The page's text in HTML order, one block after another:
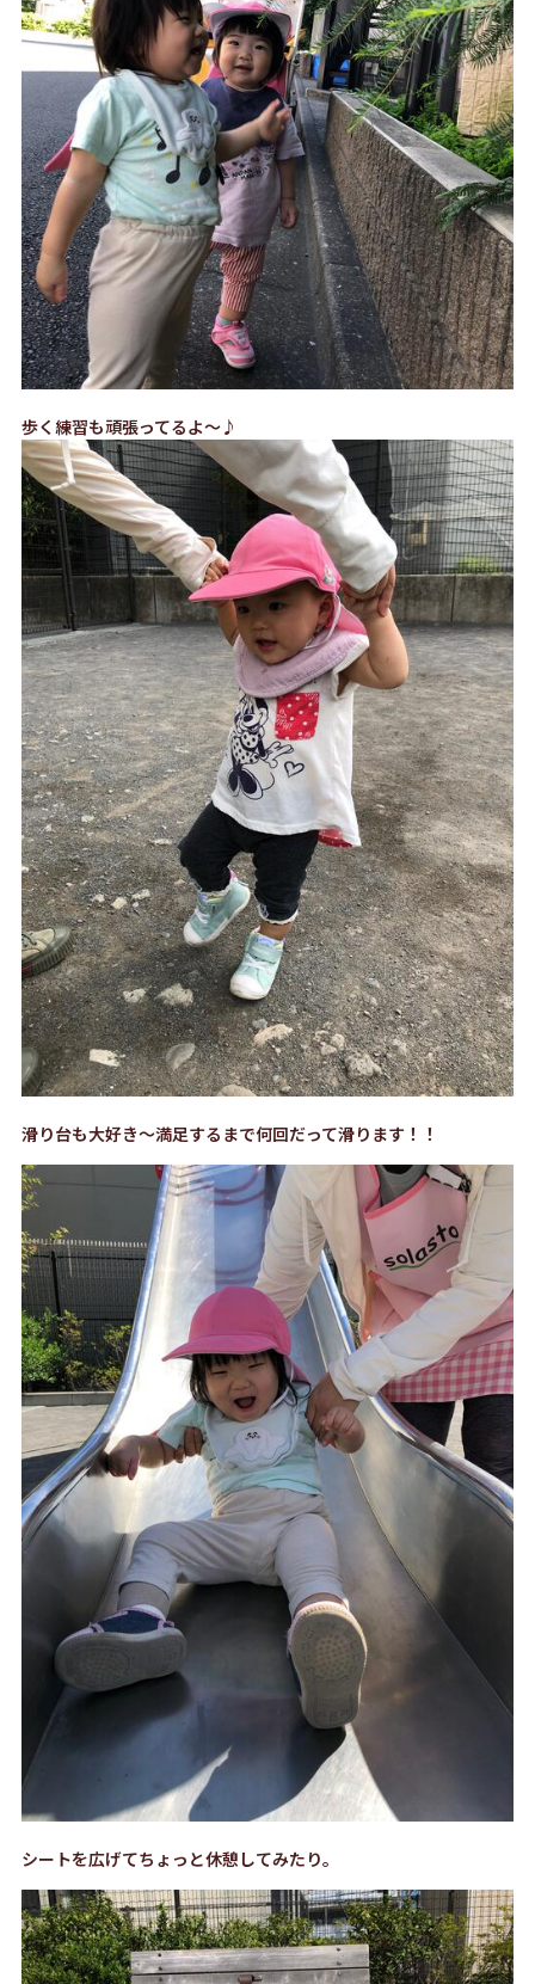
歩く練習も頑張ってるよ～♪
滑り台も大好き～満足するまで何回だって滑ります！！
シートを広げてちょっと休憩してみたり。